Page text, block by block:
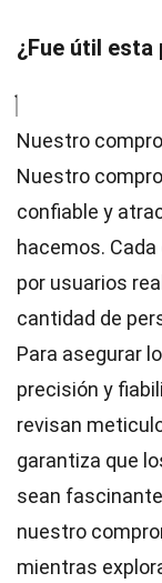
¿Fue útil esta
Nuestro
Nuestro
confiable y
hacemos.
por usuarios
cantidad de
Para asegurar
precisión y
revisan
garantiza que
sean
nuestro
mientras